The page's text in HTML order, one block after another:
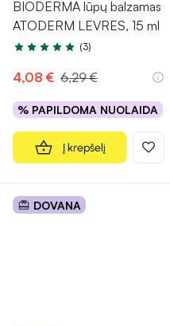
BIODERMA lūpų balzamas
ATODERM LEVRES, 15 ml
Įvertinimas 5.0 iš 5
(3)
4,08 € 6,29 €
% PAPILDOMA NUOLAIDA
Į krepšelį
DOVANA